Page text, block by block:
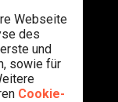
Webseite
des
und
sowie für
Cookie-